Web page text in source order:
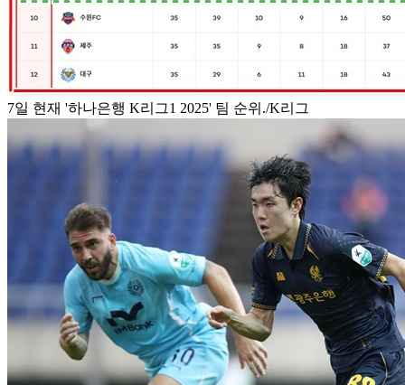
7일 현재 '하나은행 K리그1 2025' 팀 순위./K리그